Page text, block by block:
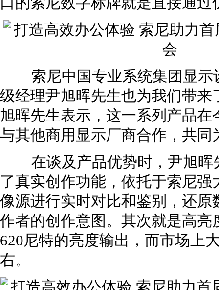
索尼中国专业系统集团显示
级经理尹旭晖先生也为我们带
旭晖先生表示，这一系列产品
与其他商用显示厂商合作，共
在谈及产品优势时，尹旭晖
了真实创作功能，依托于索尼
像源进行实时对比和鉴别，还
作者的创作意图。其次就是高
620尼特的亮度输出，而市场上
右。